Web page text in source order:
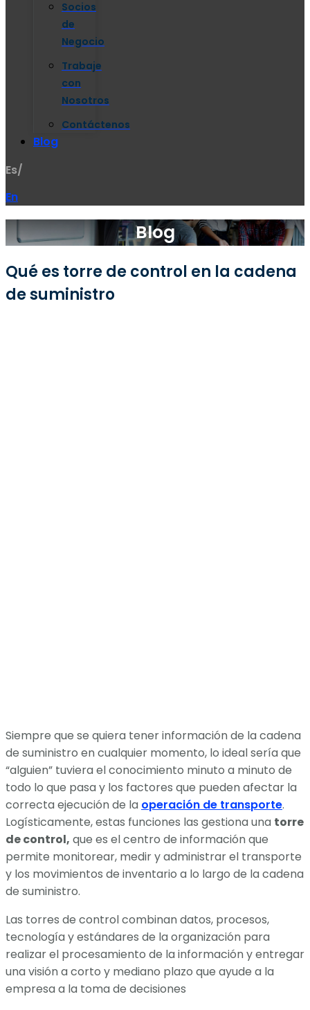
Socios
de
Negocio
Trabaje
con
Nosotros
Contáctenos
Blog
Es/
En
Blog
Qué es torre de control en la cadena
de suministro
Siempre que se quiera tener información de la cadena
de suministro en cualquier momento, lo ideal sería que
“alguien” tuviera el conocimiento minuto a minuto de
todo lo que pasa y los factores que pueden afectar la
correcta ejecución de la operación de transporte.
Logísticamente, estas funciones las gestiona una torre
de control, que es el centro de información que
permite monitorear, medir y administrar el transporte
y los movimientos de inventario a lo largo de la cadena
de suministro.
Las torres de control combinan datos, procesos,
tecnología y estándares de la organización para
realizar el procesamiento de la información y entregar
una visión a corto y mediano plazo que ayude a la
empresa a la toma de decisiones